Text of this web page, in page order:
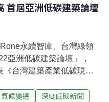
首屆亞洲低碳建築論壇
永續智庫、台灣綠領
亞洲低碳建築論壇」，
台灣建築產業低碳現況
坡等超過百位建築業界代
氣候變遷
深度低碳新聞